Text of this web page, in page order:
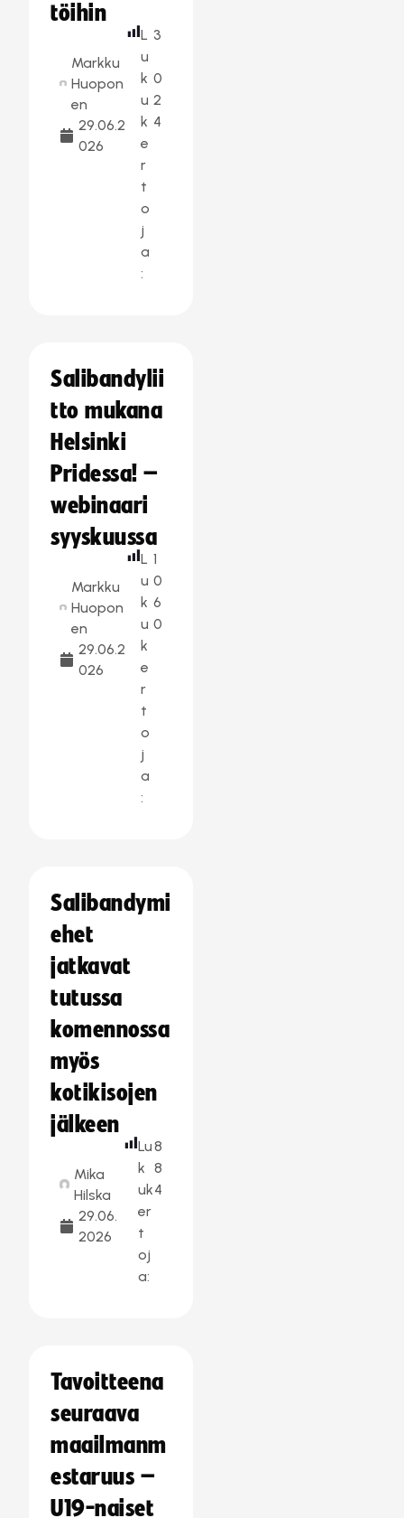
töihin
Markku
Huopon
en
29.06.2
026
L
u
k
u
k
e
r
t
o
j
a
:
3
0
2
4
Salibandylii
tto mukana
Helsinki
Pridessa! –
webinaari
syyskuussa
Markku
Huopon
en
29.06.2
026
L
u
k
u
k
e
r
t
o
j
a
:
1
0
6
0
Salibandymi
ehet
jatkavat
tutussa
komennossa
myös
kotikisojen
jälkeen
Mika
Hilska
29.06.
2026
Lu
k
uk
er
t
oj
a:
8
8
4
Tavoitteena
seuraava
maailmanm
estaruus –
U19-naiset